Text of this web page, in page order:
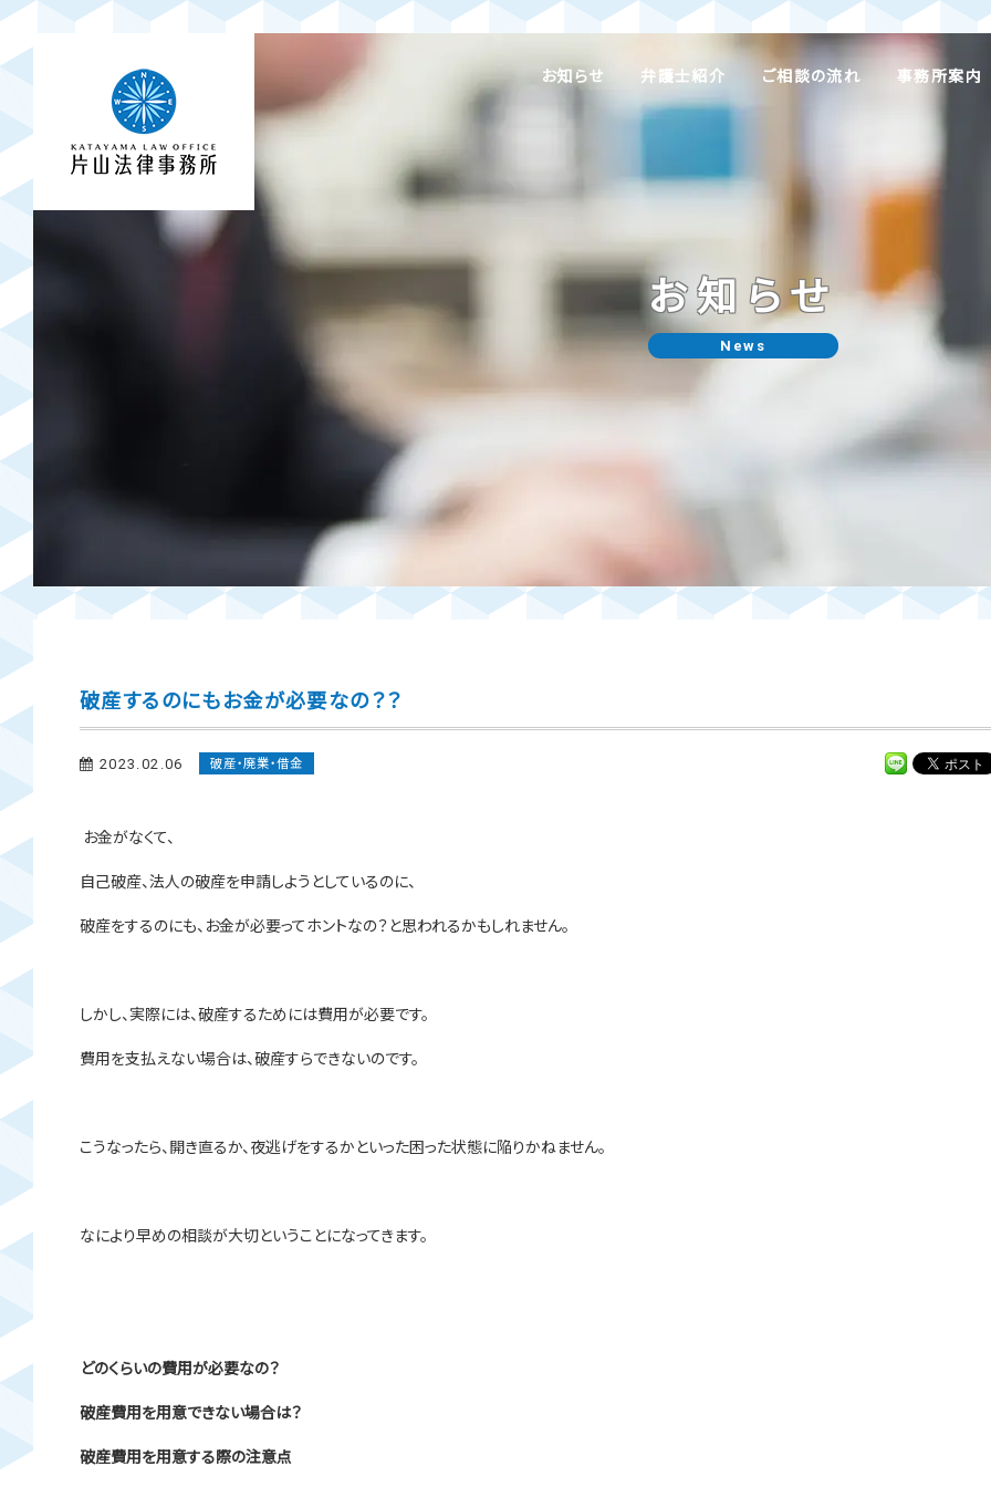
お知らせ 弁護士紹介 ご相談の流れ 事務所案内
お知らせ
News
破産するのにもお金が必要なの？？
2023.02.06 破産・廃業・借金
お金がなくて、
自己破産、法人の破産を申請しようとしているのに、
破産をするのにも、お金が必要ってホントなの？と思われるかもしれません。
しかし、実際には、破産するためには費用が必要です。
費用を支払えない場合は、破産すらできないのです。
こうなったら、開き直るか、夜逃げをするかといった困った状態に陥りかねません。
なにより早めの相談が大切ということになってきます。
どのくらいの費用が必要なの？
破産費用を用意できない場合は？
破産費用を用意する際の注意点